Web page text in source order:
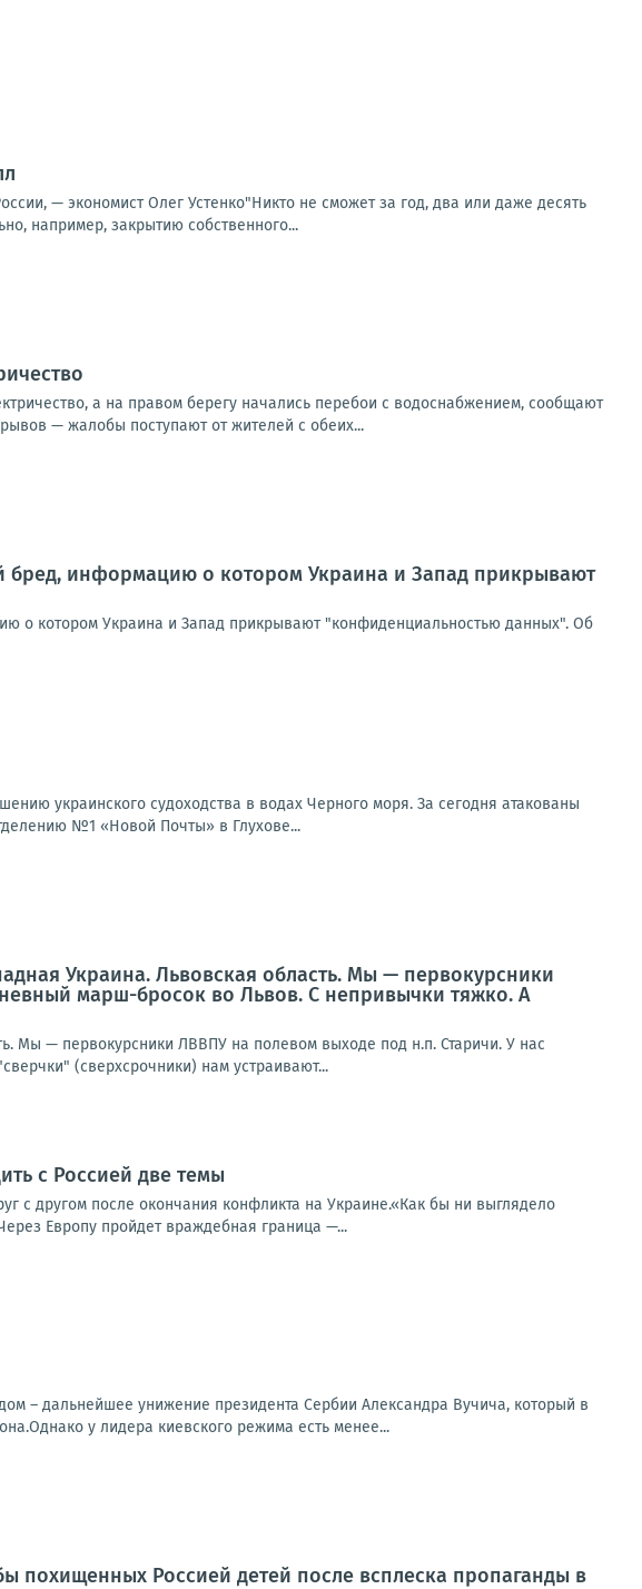
— экономист Олег Устенко"Никто не сможет за год, два или даже десять
например, закрытию собственного...
а на правом берегу начались перебои с водоснабжением, сообщают
— жалобы поступают от жителей с обеих...
информацию о котором Украина и Запад прикрывают
о котором Украина и Запад прикрывают "конфиденциальностью данных". Об
украинского судоходства в водах Черного моря. За сегодня атакованы
№1 «Новой Почты» в Глухове...
Украина. Львовская область. Мы — первокурсники
марш-бросок во Львов. С непривычки тяжко. А
Мы — первокурсники ЛВВПУ на полевом выходе под н.п. Старичи. У нас
(сверхсрочники) нам устраивают...
с Россией две темы
с другом после окончания конфликта на Украине.«Как бы ни выглядело
Европу пройдет враждебная граница —...
– дальнейшее унижение президента Сербии Александра Вучича, который в
у лидера киевского режима есть менее...
похищенных Россией детей после всплеска пропаганды в